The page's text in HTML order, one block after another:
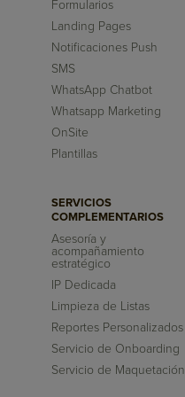
Formularios
Landing Pages
Notificaciones Push
SMS
WhatsApp Chatbot
Whatsapp Marketing
OnSite
Plantillas
SERVICIOS
COMPLEMENTARIOS
Asesoría y
acompañamiento
estratégico
IP Dedicada
Limpieza de Listas
Reportes Personalizados
Servicio de Onboarding
Servicio de Maquetación